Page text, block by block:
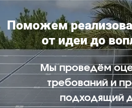
Поможем
от идеи до
Мы проведём
требований и
подходящий